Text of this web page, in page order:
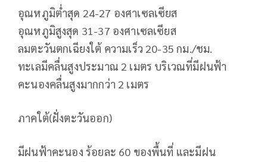
อุณหภูมิต่ำสุด 24-27 องศาเซลเซียส
อุณหภูมิสูงสุด 31-37 องศาเซลเซียส
ลมตะวันตกเฉียงใต้ ความเร็ว 20-35 กม./ชม.
ทะเลมีคลื่นสูงประมาณ 2 เมตร บริเวณที่มีฝนฟ้า
คะนองคลื่นสูงมากกว่า 2 เมตร
ภาคใต้(ฝั่งตะวันออก)
มีฝนฟ้าคะนอง ร้อยละ 60 ของพื้นที่ และมีฝน